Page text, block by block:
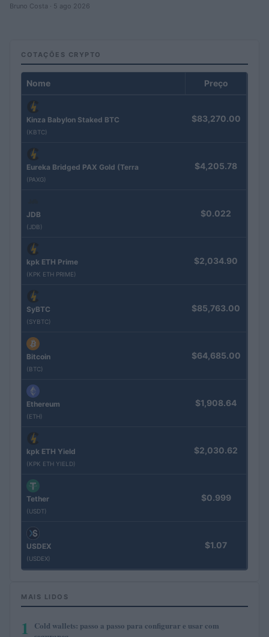
Bruno Costa · 5 ago 2026
COTAÇÕES CRYPTO
Nome Preço
Kinza Babylon Staked BTC
(KBTC)
$83,270.00
Eureka Bridged PAX Gold (Terra
(PAXG)
$4,205.78
JDB
(JDB)
$0.022
kpk ETH Prime
(KPK ETH PRIME)
$2,034.90
SyBTC
(SYBTC)
$85,763.00
Bitcoin
(BTC)
$64,685.00
Ethereum
(ETH)
$1,908.64
kpk ETH Yield
(KPK ETH YIELD)
$2,030.62
Tether
(USDT)
$0.999
USDEX
(USDEX)
$1.07
MAIS LIDOS
1
Cold wallets: passo a passo para configurar e usar com